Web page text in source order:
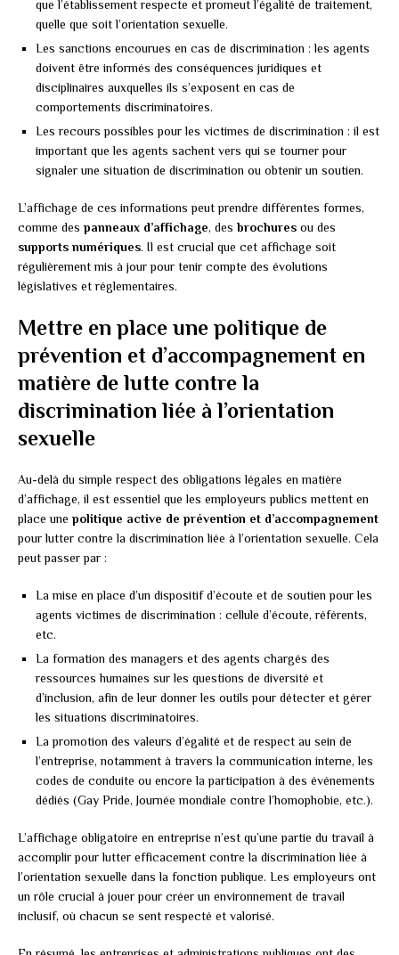
que l’établissement respecte et promeut l’égalité de traitement,
quelle que soit l’orientation sexuelle.
Les sanctions encourues en cas de discrimination : les agents
doivent être informés des conséquences juridiques et
disciplinaires auxquelles ils s’exposent en cas de
comportements discriminatoires.
Les recours possibles pour les victimes de discrimination : il est
important que les agents sachent vers qui se tourner pour
signaler une situation de discrimination ou obtenir un soutien.
L’affichage de ces informations peut prendre différentes formes,
comme des panneaux d’affichage, desbrochures ou des
supports numériques. Il est crucial que cet affichage soit
régulièrement mis à jour pour tenir compte des évolutions
législatives et réglementaires.
Mettre en place une politique de
prévention et d’accompagnement en
matière de lutte contre la
discrimination liée à l’orientation
sexuelle
Au-delà du simple respect des obligations légales en matière
d’affichage, il est essentiel que les employeurs publics mettent en
place une politique active de prévention et d’accompagnement
pour lutter contre la discrimination liée à l’orientation sexuelle. Cela
peut passer par :
La mise en place d’un dispositif d’écoute et de soutien pour les
agents victimes de discrimination : cellule d’écoute, référents,
etc.
La formation des managers et des agents chargés des
ressources humaines sur les questions de diversité et
d’inclusion, afin de leur donner les outils pour détecter et gérer
les situations discriminatoires.
La promotion des valeurs d’égalité et de respect au sein de
l’entreprise, notamment à travers la communication interne, les
codes de conduite ou encore la participation à des événements
dédiés (Gay Pride, Journée mondiale contre l’homophobie, etc.).
L’affichage obligatoire en entreprise n’est qu’une partie du travail à
accomplir pour lutter efficacement contre la discrimination liée à
l’orientation sexuelle dans la fonction publique. Les employeurs ont
un rôle crucial à jouer pour créer un environnement de travail
inclusif, où chacun se sent respecté et valorisé.